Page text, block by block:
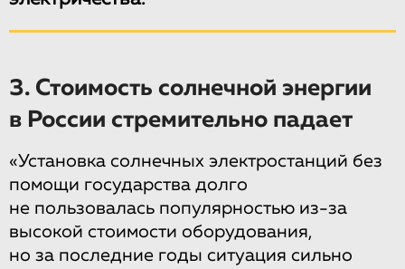
3. Стоимость солнечной энергии
в России стремительно падает
«Установка солнечных электростанций без
помощи государства долго
не пользовалась популярностью из-за
высокой стоимости оборудования,
но за последние годы ситуация сильно